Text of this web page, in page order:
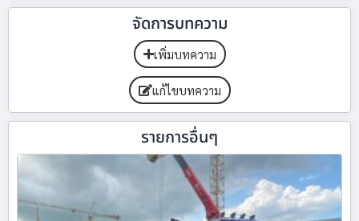
จัดการบทความ
เพิ่มบทความ
แก้ไขบทความ
รายการอื่นๆ